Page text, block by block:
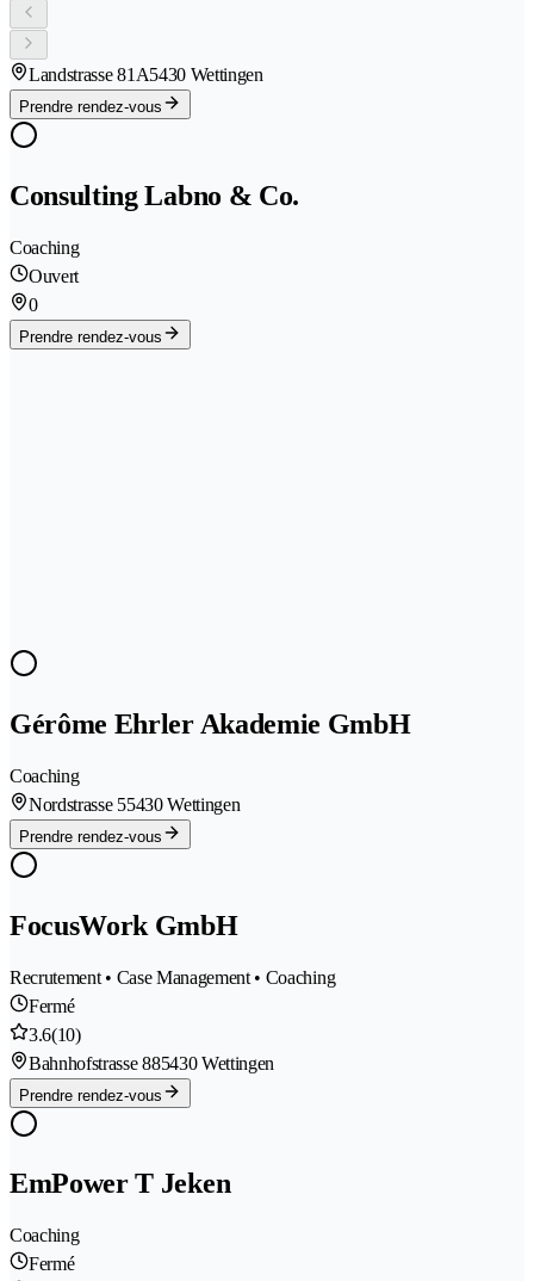
Landstrasse 81A5430 Wettingen
Prendre rendez-vous
Consulting Labno & Co.
Coaching
Ouvert
0
Prendre rendez-vous
Gérôme Ehrler Akademie GmbH
Coaching
Nordstrasse 55430 Wettingen
Prendre rendez-vous
FocusWork GmbH
Recrutement • Case Management • Coaching
Fermé
3.6(10)
Bahnhofstrasse 885430 Wettingen
Prendre rendez-vous
EmPower T Jeken
Coaching
Fermé